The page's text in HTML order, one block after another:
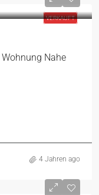
VERKAUFT
Nahe
4 Jahren ago